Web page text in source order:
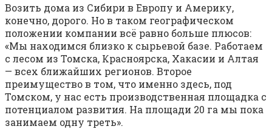
Возить дома из Сибири в Европу и Америку,
конечно, дорого. Но в таком географическом
положении компании всё равно больше плюсов:
«Мы находимся близко к сырьевой базе. Работаем
с лесом из Томска, Красноярска, Хакасии и Алтая
— всех ближайших регионов. Второе
преимущество в том, что именно здесь, под
Томском, у нас есть производственная площадка с
потенциалом развития. На площади 20 га мы пока
занимаем одну треть».